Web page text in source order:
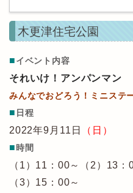
木更津住宅公園
■イベント内容
それいけ！アンパンマン
みんなでおどろう！ミニステ
■ 日程
2022年9月11日
（日）
■時間
（1）11：00～（2）13：
（3）15：00～